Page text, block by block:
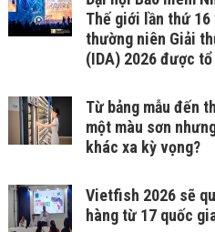
Thế giới lần thứ 16
thường niên Giải
(IDA) 2026 được
Từ bảng mẫu đến
một màu sơn
khác xa kỳ vọng?
Vietfish 2026 sẽ
hàng từ 17 quốc